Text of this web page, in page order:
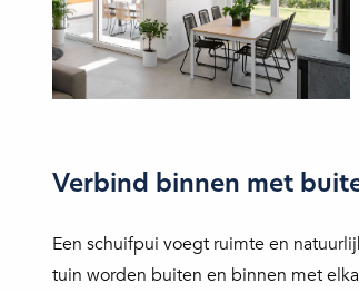
Verbind binnen met
Een schuifpui voegt ruimte en
tuin worden buiten en binnen met